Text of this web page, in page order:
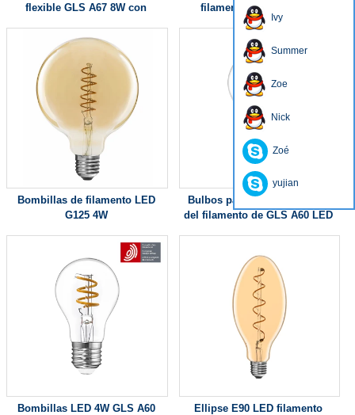
flexible GLS A67 8W con
filamento LED ST64 4W
Bombillas de filamento LED
G125 4W
Bulbos patentados europeos
del filamento de GLS A60 LED
Bombillas LED 4W GLS A60 Ellipse E90 LED filamento
Ivy
Summer
Zoe
Nick
Zoé
yujian